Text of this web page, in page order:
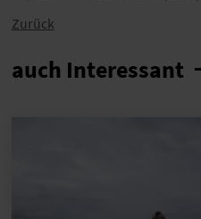
Zurück
auch Interessant